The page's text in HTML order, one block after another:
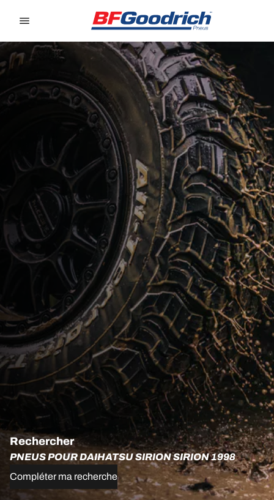
Rechercher
PNEUS POUR DAIHATSU SIRION SIRION 1998
Compléter ma recherche